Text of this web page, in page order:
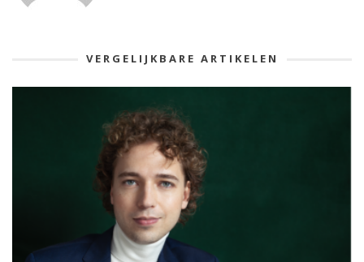
VERGELIJKBARE ARTIKELEN